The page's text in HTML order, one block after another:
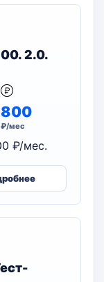
2.0.
800
₽/мес
₽/мес.